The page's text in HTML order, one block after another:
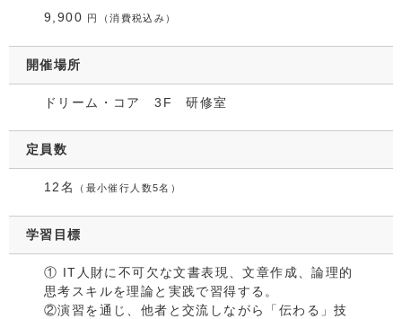
9,900 円（消費税込み）
開催場所
ドリーム・コア 3F 研修室
定員数
12名 （最小催行人数5名）
学習目標
① IT人財に不可欠な文書表現、文章作成、論理的
思考スキルを理論と実践で習得する。
②演習を通じ、他者と交流しながら「伝わる」技